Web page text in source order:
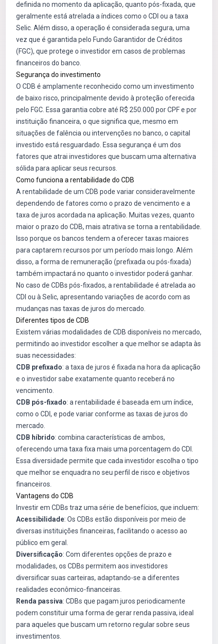
definida no momento da aplicação, quanto pós-fixada, que
geralmente está atrelada a índices como o CDI ou a taxa
Selic. Além disso, a operação é considerada segura, uma
vez que é garantida pelo Fundo Garantidor de Créditos
(FGC), que protege o investidor em casos de problemas
financeiros do banco.
Segurança do investimento
O CDB é amplamente reconhecido como um investimento
de baixo risco, principalmente devido à proteção oferecida
pelo FGC. Essa garantia cobre até R$ 250.000 por CPF e por
instituição financeira, o que significa que, mesmo em
situações de falência ou intervenções no banco, o capital
investido está resguardado. Essa segurança é um dos
fatores que atrai investidores que buscam uma alternativa
sólida para aplicar seus recursos.
Como funciona a rentabilidade do CDB
A rentabilidade de um CDB pode variar consideravelmente
dependendo de fatores como o prazo de vencimento e a
taxa de juros acordada na aplicação. Muitas vezes, quanto
maior o prazo do CDB, mais atrativa se torna a rentabilidade.
Isso porque os bancos tendem a oferecer taxas maiores
para captarem recursos por um período mais longo. Além
disso, a forma de remuneração (prefixada ou pós-fixada)
também impactará no quanto o investidor poderá ganhar.
No caso de CDBs pós-fixados, a rentabilidade é atrelada ao
CDI ou à Selic, apresentando variações de acordo com as
mudanças nas taxas de juros do mercado.
Diferentes tipos de CDB
Existem várias modalidades de CDB disponíveis no mercado,
permitindo ao investidor escolher a que melhor se adapta às
suas necessidades:
CDB prefixado: a taxa de juros é fixada na hora da aplicação
e o investidor sabe exatamente quanto receberá no
vencimento.
CDB pós-fixado: a rentabilidade é baseada em um índice,
como o CDI, e pode variar conforme as taxas de juros do
mercado.
CDB híbrido: combina características de ambos,
oferecendo uma taxa fixa mais uma porcentagem do CDI.
Essa diversidade permite que cada investidor escolha o tipo
que melhor se enquadra no seu perfil de risco e objetivos
financeiros.
Vantagens do CDB
Investir em CDBs traz uma série de benefícios, que incluem:
Acessibilidade: Os CDBs estão disponíveis por meio de
diversas instituições financeiras, facilitando o acesso ao
público em geral.
Diversificação: Com diferentes opções de prazo e
modalidades, os CDBs permitem aos investidores
diversificar suas carteiras, adaptando-se a diferentes
realidades econômico-financeiras.
Renda passiva: CDBs que pagam juros periodicamente
podem constituir uma forma de gerar renda passiva, ideal
para aqueles que buscam um retorno regular sobre seus
investimentos.